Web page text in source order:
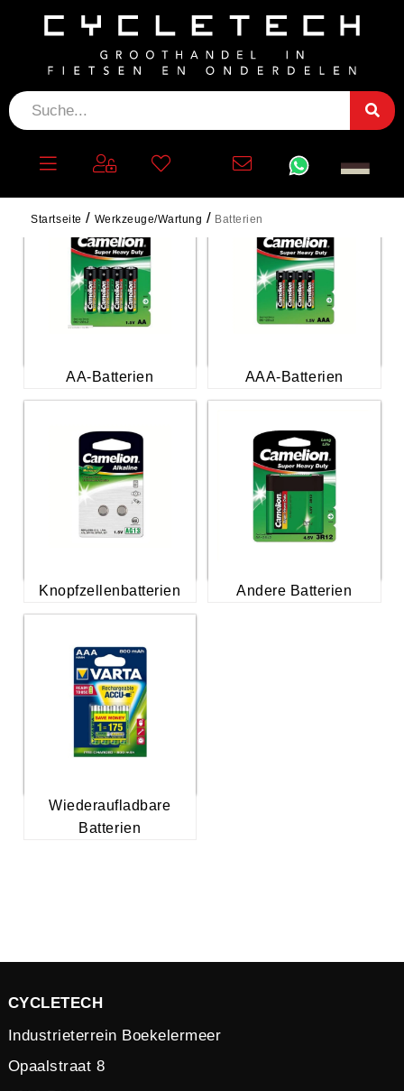
Startseite Werkzeuge/Wartung Batterien
BATTERIEN
AA-Batterien AAA-Batterien
Knopfzellenbatterien Andere Batterien
Wiederaufladbare
Batterien
CYCLETECH
Industrieterrein Boekelermeer
Opaalstraat 8